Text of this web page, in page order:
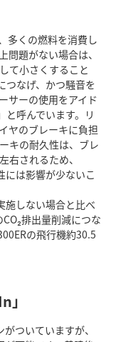
多くの燃料を消費し
題がない場合は、
て小さくすること
つなげ、かつ騒音を
サーの使用をアイド
呼んでいます。リ
ヤのブレーキに負担
キの耐久性は、ブレ
右されるため、
には影響が少ないこ
施しない場合と比べ
排出量削減につな
の飛行機約30.5
ついていますが、